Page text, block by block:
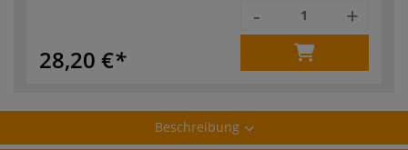
28,20 €
- +
Beschreibung